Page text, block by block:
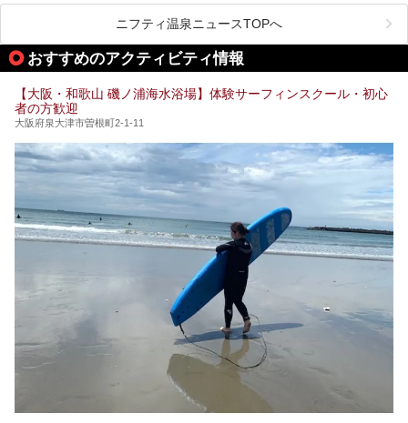
処にいたるまで魅力をたっぷり堪能してきたので、その全容
ペース、ロウリュウなど、心ゆくまで楽しむためのサービス
が充実した施設も多くみられます。
今回はそんなサウナにこだわった、大阪府内のオススメ温
泉・銭湯・スパを30件紹介したいと思います！
ニフティ温泉ニュースTOPへ
おすすめのアクティビティ情報
【大阪・和歌山 磯ノ浦海水浴場】体験サーフィンスクール・初心
者の方歓迎
大阪府泉大津市曽根町2-1-11